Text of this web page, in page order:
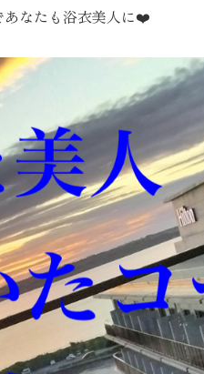
あなたも浴衣美人に❤️